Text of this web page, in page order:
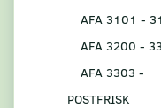
AFA 3101 -
AFA 3200 -
AFA 3303 -
POSTFRISK